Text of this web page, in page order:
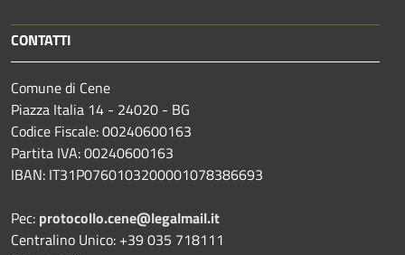
CONTATTI
Comune di Cene
Piazza Italia 14 - 24020 - BG
Codice Fiscale: 00240600163
Partita IVA: 00240600163
IBAN: IT31P0760103200001078386693
Pec: protocollo.cene@legalmail.it
Centralino Unico: +39 035 718111